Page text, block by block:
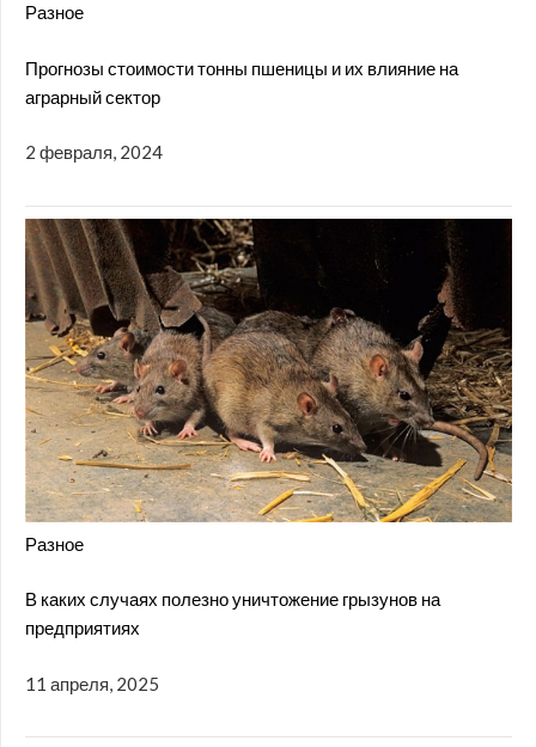
Разное
Прогнозы стоимости тонны пшеницы и их влияние на
аграрный сектор
2 февраля, 2024
Разное
В каких случаях полезно уничтожение грызунов на
предприятиях
11 апреля, 2025